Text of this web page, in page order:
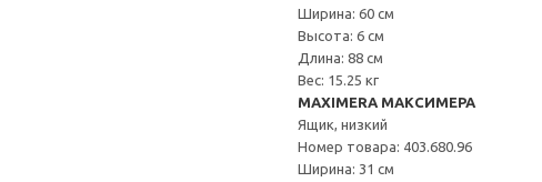
Ширина: 60 см
Высота: 6 см
Длина: 88 см
Вес: 15.25 кг
MAXIMERA МАКСИМЕРА
Ящик, низкий
Номер товара: 403.680.96
Ширина: 31 см